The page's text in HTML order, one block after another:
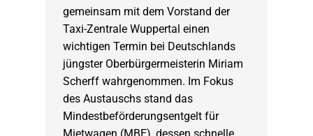
gemeinsam mit dem Vorstand der
Taxi-Zentrale Wuppertal einen
wichtigen Termin bei Deutschlands
jüngster Oberbürgermeisterin Miriam
Scherff wahrgenommen. Im Fokus
des Austauschs stand das
Mindestbeförderungsentgelt für